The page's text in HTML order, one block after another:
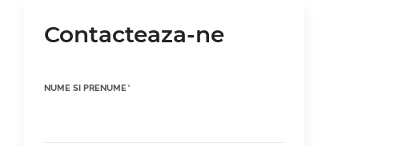
Contacteaza-ne
NUME SI PRENUME*